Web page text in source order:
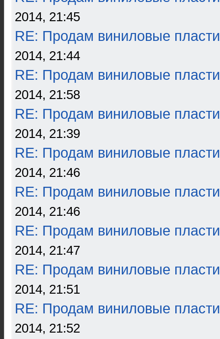
2014, 21:45
RE: Продам виниловые
2014, 21:44
RE: Продам виниловые
2014, 21:58
RE: Продам виниловые
2014, 21:39
RE: Продам виниловые
2014, 21:46
RE: Продам виниловые
2014, 21:46
RE: Продам виниловые
2014, 21:47
RE: Продам виниловые
2014, 21:51
RE: Продам виниловые
2014, 21:52